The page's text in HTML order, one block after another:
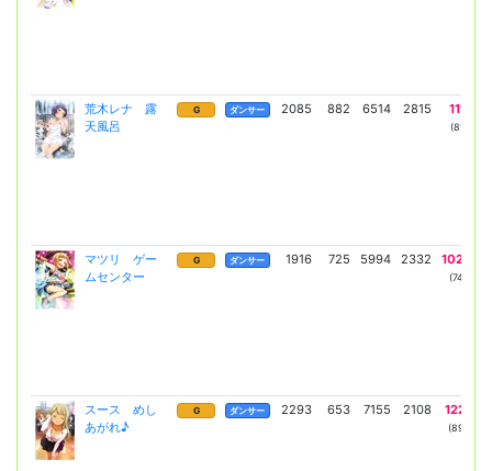
荒木レナ 露
天風呂
G ダンサー 2085 882 6514 2815 11121
(8118)
マツリ ゲー
ムセンター
G ダンサー 1916 725 5994 2332 10229
(7467)
スース めし
あがれ♪
G ダンサー 2293 653 7155 2108 12217
(8918)